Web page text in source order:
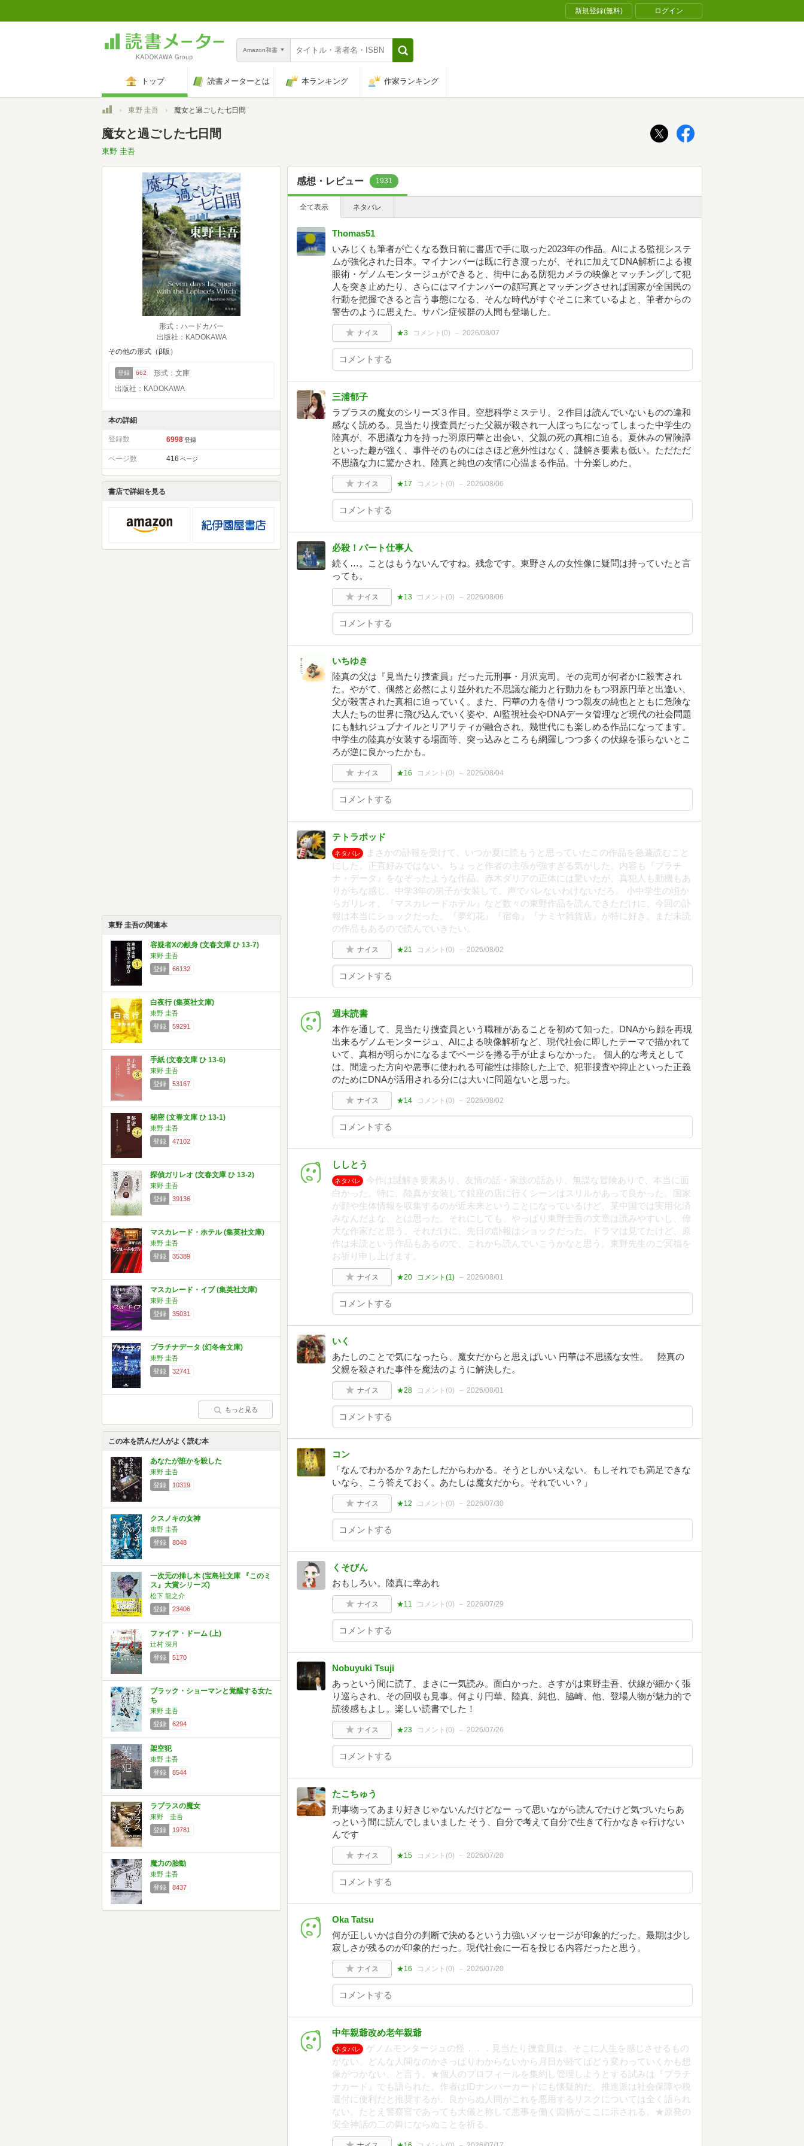
新規登録(無料) ログイン
Amazon和書
トップ 読書メーターとは 本ランキング 作家ランキング
トップ東野 圭吾 魔女と過ごした七日間
魔女と過ごした七日間
東野 圭吾
形式：ハードカバー
出版社：KADOKAWA
その他の形式（β版）
登録 662
形式：文庫
出版社：KADOKAWA
本の詳細
登録数 6998 登録
ページ数 416 ページ
書店で詳細を見る
東野 圭吾の関連本
容疑者Xの献身 (文春文庫 ひ 13-7)
東野 圭吾
登録
66132
白夜行 (集英社文庫)
東野 圭吾
登録
59291
手紙 (文春文庫 ひ 13-6)
東野 圭吾
登録
53167
秘密 (文春文庫 ひ 13-1)
東野 圭吾
登録
47102
探偵ガリレオ (文春文庫 ひ 13-2)
東野 圭吾
登録
39136
マスカレード・ホテル (集英社文庫)
東野 圭吾
登録
35389
マスカレード・イブ (集英社文庫)
東野 圭吾
登録
35031
プラチナデータ (幻冬舎文庫)
東野 圭吾
登録
32741
もっと見る
この本を読んだ人がよく読む本
あなたが誰かを殺した
東野 圭吾
登録
10319
クスノキの女神
東野 圭吾
登録
8048
一次元の挿し木 (宝島社文庫 『このミ
ス』大賞シリーズ)
松下 龍之介
登録
23406
ファイア・ドーム (上)
辻村 深月
登録
5170
ブラック・ショーマンと覚醒する女た
ち
東野 圭吾
登録
6294
架空犯
東野 圭吾
登録
8544
ラプラスの魔女
東野 圭吾
登録
19781
魔力の胎動
東野 圭吾
登録
8437
感想・レビュー 1931
全て表示 ネタバレ
Thomas51
いみじくも筆者が亡くなる数日前に書店で手に取った2023年の作品。AIによる監視システ
ムが強化された日本。マイナンバーは既に行き渡ったが、それに加えてDNA解析による複
眼術・ゲノムモンタージュができると、街中にある防犯カメラの映像とマッチングして犯
人を突き止めたり、さらにはマイナンバーの顔写真とマッチングさせれば国家が全国民の
行動を把握できると言う事態になる、そんな時代がすぐそこに来ているよと、筆者からの
警告のように思えた。サバン症候群の人間も登場した。
ナイス ★3 コメント(0) 2026/08/07
三浦郁子
ラプラスの魔女のシリーズ３作目。空想科学ミステリ。２作目は読んでいないものの違和
感なく読める。見当たり捜査員だった父親が殺され一人ぼっちになってしまった中学生の
陸真が、不思議な力を持った羽原円華と出会い、父親の死の真相に迫る。夏休みの冒険譚
といった趣が強く、事件そのものにはさほど意外性はなく、謎解き要素も低い。ただただ
不思議な力に驚かされ、陸真と純也の友情に心温まる作品。十分楽しめた。
ナイス ★17 コメント(0) 2026/08/06
必殺！パート仕事人
続く…。ことはもうないんですね。残念です。東野さんの女性像に疑問は持っていたと言
っても。
ナイス ★13 コメント(0) 2026/08/06
いちゆき
陸真の父は『見当たり捜査員』だった元刑事・月沢克司。その克司が何者かに殺害され
た。やがて、偶然と必然により並外れた不思議な能力と行動力をもつ羽原円華と出逢い、
父が殺害された真相に迫っていく。また、円華の力を借りつつ親友の純也とともに危険な
大人たちの世界に飛び込んでいく姿や、AI監視社会やDNAデータ管理など現代の社会問題
にも触れジュブナイルとリアリティが融合され、幾世代にも楽しめる作品になってます。
中学生の陸真が女装する場面等、突っ込みところも網羅しつつ多くの伏線を張らないとこ
ろが逆に良かったかも。
ナイス ★16 コメント(0) 2026/08/04
テトラポッド
ネタバレ
まさかの訃報を受けて、いつか夏に読もうと思っていたこの作品を急遽読むこと
にした。正直好みではない。ちょっと作者の主張が強すぎる気がした。内容も『プラチ
ナ・データ』をなぞったような作品。赤木ダリアの正体には驚いたが、真犯人も動機もあ
りがちな感じ。中学3年の男子が女装して、声でバレないわけないだろ。 小中学生の頃か
らガリレオ、『マスカレードホテル』など数々の東野作品を読んできただけに、今回の訃
報は本当にショックだった。『夢幻花』『宿命』『ナミヤ雑貨店』が特に好き。まだ未読
の作品もあるので読んでいきたい。
ナイス ★21 コメント(0) 2026/08/02
週末読書
本作を通して、見当たり捜査員という職種があることを初めて知った。DNAから顔を再現
出来るゲノムモンタージュ、AIによる映像解析など、現代社会に即したテーマで描かれて
いて、真相が明らかになるまでページを捲る手が止まらなかった。 個人的な考えとして
は、間違った方向や悪事に使われる可能性は排除した上で、犯罪捜査や抑止といった正義
のためにDNAが活用される分には大いに問題ないと思った。
ナイス ★14 コメント(0) 2026/08/02
ししとう
ネタバレ
今作は謎解き要素あり、友情の話・家族の話あり、無謀な冒険ありで、本当に面
白かった。特に、陸真が女装して銀座の店に行くシーンはスリルがあって良かった。国家
が顔や生体情報を収集するのが近未来ということになっているけど、某中国では実用化済
みなんだよな、とは思った。それにしても、やっぱり東野圭吾の文章は読みやすいし、偉
大な作家だと思う。それだけに、先日の訃報はショックだった。ドラマは見てたけど、原
作は未読という作品もあるので、これから読んでいこうかなと思う。東野先生のご冥福を
お祈り申し上げます。
ナイス ★20 コメント(1) 2026/08/01
いく
あたしのことで気になったら、魔女だからと思えばいい 円華は不思議な女性。 陸真の
父親を殺された事件を魔法のように解決した。
ナイス ★28 コメント(0) 2026/08/01
コン
「なんでわかるか？あたしだからわかる。そうとしかいえない。もしそれでも満足できな
いなら、こう答えておく。あたしは魔女だから。それでいい？」
ナイス ★12 コメント(0) 2026/07/30
くそびん
おもしろい。陸真に幸あれ
ナイス ★11 コメント(0) 2026/07/29
Nobuyuki Tsuji
あっという間に読了、まさに一気読み。面白かった。さすがは東野圭吾、伏線が細かく張
り巡らされ、その回収も見事。何より円華、陸真、純也、脇崎、他、登場人物が魅力的で
読後感もよし。楽しい読書でした！
ナイス ★23 コメント(0) 2026/07/26
たこちゅう
刑事物ってあまり好きじゃないんだけどなー って思いながら読んでたけど気づいたらあ
っという間に読んでしまいました そう、自分で考えて自分で生きて行かなきゃ行けない
んです
ナイス ★15 コメント(0) 2026/07/20
Oka Tatsu
何が正しいかは自分の判断で決めるという力強いメッセージが印象的だった。最期は少し
寂しさが残るのが印象的だった。現代社会に一石を投じる内容だったと思う。
ナイス ★16 コメント(0) 2026/07/20
中年親爺改め老年親爺
ネタバレ
ゲノムモンタージュの怪．．．見当たり捜査員は、そこに人生を感じさせるもの
がない、どんな人間なのかさっぱりわからないから月日が経てばどう変わっていくかも想
像がつかない、と言う。★個人のプロフィールを集約し管理しようとする試みは『プラチ
ナカード』でも語られた。作者はIDナンバーカードにも懐疑的だ。推進派は社会保障や税
還付に便利だと推奨するが、良からぬ人間がこれを悪用するリスクについては全く語られ
ない。たとえ警察官であっても大儀と称して悪事を働く図柄がここに示される。★原発の
安全神話の二の舞にならぬことを祈る。